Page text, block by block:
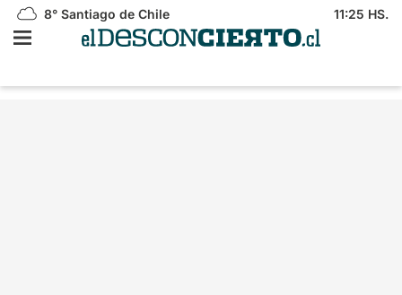
8° Santiago de Chile 11:25 HS.